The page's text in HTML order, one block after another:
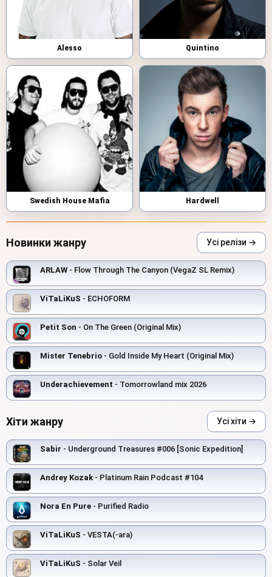
Alesso Quintino
Swedish House Mafia Hardwell
Новинки жанру Усі релізи →
ARLAW - Flow Through The Canyon (VegaZ SL Remix)
ViTaLiKuS - ECHOFORM
Petit Son - On The Green (Original Mix)
Mister Tenebrio - Gold Inside My Heart (Original Mix)
Underachievement - Tomorrowland mix 2026
Хіти жанру Усі хіти →
Sabir - Underground Treasures #006 [Sonic Expedition]
Andrey Kozak - Platinum Rain Podcast #104
Nora En Pure - Purified Radio
ViTaLiKuS - VESTA(-ara)
ViTaLiKuS - Solar Veil